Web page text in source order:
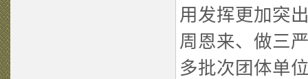
用发挥更加突
周恩来、做三
多批次团体单